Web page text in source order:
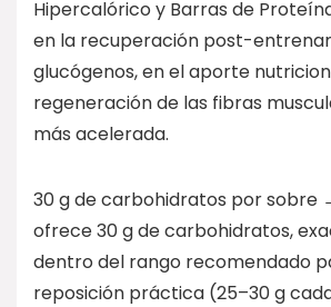
Hipercalórico y Barras de
en la recuperación post-
glucógenos, en el aporte
regeneración de las fibras
más acelerada.
30 g de carbohidratos por sobre
ofrece 30 g de carbohidratos,
dentro del rango recomendado
reposición práctica (25–30 g